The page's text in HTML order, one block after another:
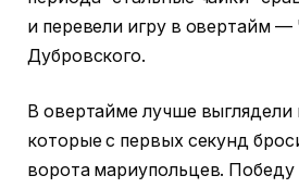
и перевели игру в овертайм —
Дубровского.
В овертайме лучше выглядели
которые с первых секунд
ворота мариупольцев. Победу